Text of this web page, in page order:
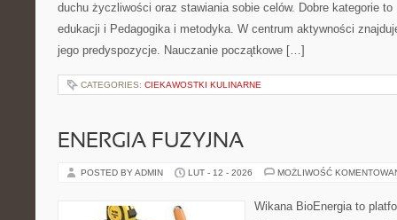
duchu życzliwości oraz stawiania sobie celów. Dobre kategorie
edukacji i Pedagogika i metodyka. W centrum aktywności
jego predyspozycje. Nauczanie początkowe […]
CATEGORIES: CIEKAWOSTKI KULINARNE
ENERGIA FUZYJNA
POSTED BY ADMIN LUT - 12 - 2026 MOŻLIWOŚĆ
Wikana BioEnergia to